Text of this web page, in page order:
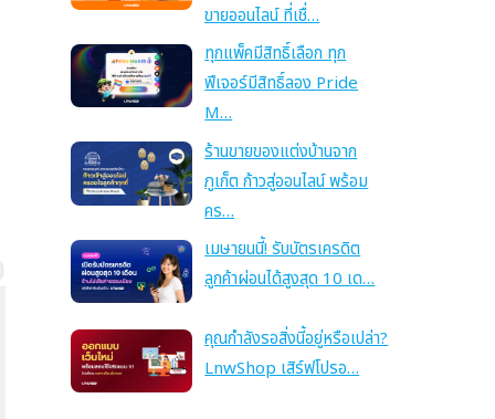
ขายออนไลน์ ที่เชื่…
ทุกแพ็คมีสิทธิ์เลือก ทุก
ฟีเจอร์มีสิทธิ์ลอง Pride
M…
ร้านขายของแต่งบ้านจาก
ภูเก็ต ก้าวสู่ออนไลน์ พร้อม
คร…
เมษายนนี้! รับบัตรเครดิต
ลูกค้าผ่อนได้สูงสุด 10 เด…
คุณกำลังรอสิ่งนี้อยู่หรือเปล่า?
LnwShop เสิร์ฟโปรอ…